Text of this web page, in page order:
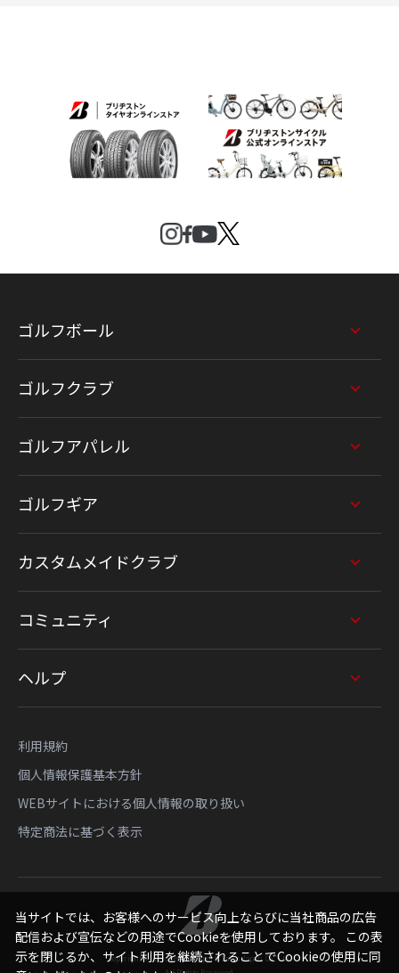
ゴルフボール
ゴルフクラブ
ゴルフアパレル
ゴルフギア
カスタムメイドクラブ
コミュニティ
ヘルプ
利用規約
個人情報保護基本方針
WEBサイトにおける個人情報の取り扱い
特定商法に基づく表示
Copyright © Bridgestone Sports Sales Japan Co., Ltd.
当サイトでは、お客様へのサービス向上ならびに当社商品の広告
配信および宣伝などの用途でCookieを使用しております。 この表
示を閉じるか、サイト利用を継続されることでCookieの使用に同